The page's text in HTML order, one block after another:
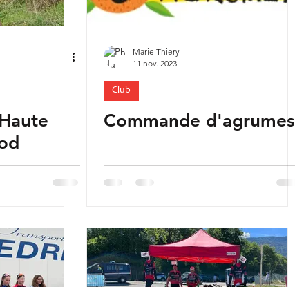
Marie Thiery
11 nov. 2023
Club
Commande d'agrumes